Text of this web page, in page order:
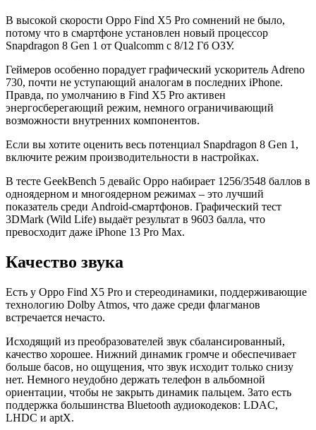
В высокой скорости Oppo Find X5 Pro сомнений не было,
потому что в смартфоне установлен новый процессор
Snapdragon 8 Gen 1 от Qualcomm с 8/12 Гб ОЗУ.
Геймеров особенно порадует графический ускоритель Adreno
730, почти не уступающий аналогам в последних iPhone.
Правда, по умолчанию в Find X5 Pro активен
энергосберегающий режим, немного ограничивающий
возможности внутренних компонентов.
Если вы хотите оценить весь потенциал Snapdragon 8 Gen 1,
включите режим производительности в настройках.
В тесте GeekBench 5 девайс Oppo набирает 1256/3548 баллов в
одноядерном и многоядерном режимах – это лучший
показатель среди Android-смартфонов. Графический тест
3DMark (Wild Life) выдаёт результат в 9603 балла, что
превосходит даже iPhone 13 Pro Max.
Качество звука
Есть у Oppo Find X5 Pro и стереодинамики, поддерживающие
технологию Dolby Atmos, что даже среди флагманов
встречается нечасто.
Исходящий из преобразователей звук сбалансированный,
качество хорошее. Нижний динамик громче и обеспечивает
больше басов, но ощущения, что звук исходит только снизу
нет. Немного неудобно держать телефон в альбомной
ориентации, чтобы не закрыть динамик пальцем. Зато есть
поддержка большинства Bluetooth аудиокодеков: LDAC,
LHDC и aptX.